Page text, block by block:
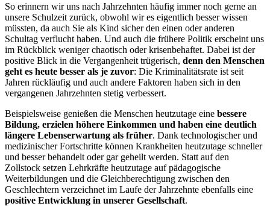
So erinnern wir uns nach Jahrzehnten häufig immer noch gerne an
unsere Schulzeit zurück, obwohl wir es eigentlich besser wissen
müssten, da auch Sie als Kind sicher den einen oder anderen
Schultag verflucht haben. Und auch die frühere Politik erscheint uns
im Rückblick weniger chaotisch oder krisenbehaftet. Dabei ist der
positive Blick in die Vergangenheit trügerisch, denn den Menschen
geht es heute besser als je zuvor: Die Kriminalitätsrate ist seit
Jahren rückläufig und auch andere Faktoren haben sich in den
vergangenen Jahrzehnten stetig verbessert.
Beispielsweise genießen die Menschen heutzutage eine bessere
Bildung, erzielen höhere Einkommen und haben eine deutlich
längere Lebenserwartung als früher. Dank technologischer und
medizinischer Fortschritte können Krankheiten heutzutage schneller
und besser behandelt oder gar geheilt werden. Statt auf den
Zollstock setzen Lehrkräfte heutzutage auf pädagogische
Weiterbildungen und die Gleichberechtigung zwischen den
Geschlechtern verzeichnet im Laufe der Jahrzehnte ebenfalls eine
positive Entwicklung in unserer Gesellschaft.